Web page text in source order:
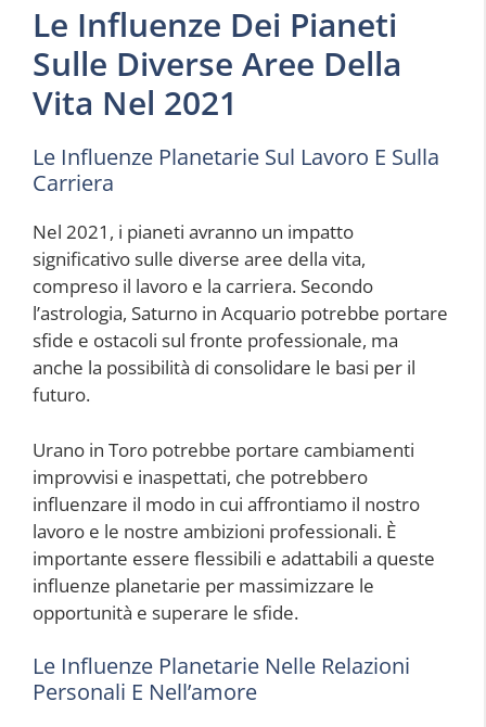
Le Influenze Dei Pianeti
Sulle Diverse Aree Della
Vita Nel 2021
Le Influenze Planetarie Sul Lavoro E Sulla
Carriera
Nel 2021, i pianeti avranno un impatto
significativo sulle diverse aree della vita,
compreso il lavoro e la carriera. Secondo
l’astrologia, Saturno in Acquario potrebbe portare
sfide e ostacoli sul fronte professionale, ma
anche la possibilità di consolidare le basi per il
futuro.
Urano in Toro potrebbe portare cambiamenti
improvvisi e inaspettati, che potrebbero
influenzare il modo in cui affrontiamo il nostro
lavoro e le nostre ambizioni professionali. È
importante essere flessibili e adattabili a queste
influenze planetarie per massimizzare le
opportunità e superare le sfide.
Le Influenze Planetarie Nelle Relazioni
Personali E Nell’amore